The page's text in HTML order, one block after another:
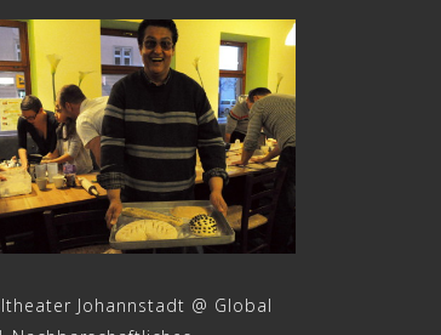
Johannstadt @ Global